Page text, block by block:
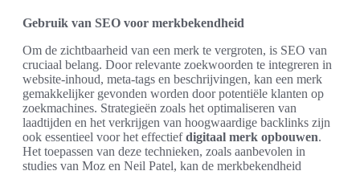
Gebruik van SEO voor merkbekendheid
Om de zichtbaarheid van een merk te vergroten, is SEO van
cruciaal belang. Door relevante zoekwoorden te integreren in
website-inhoud, meta-tags en beschrijvingen, kan een merk
gemakkelijker gevonden worden door potentiële klanten op
zoekmachines. Strategieën zoals het optimaliseren van
laadtijden en het verkrijgen van hoogwaardige backlinks zijn
ook essentieel voor het effectiefdigitaal merk opbouwen.
Het toepassen van deze technieken, zoals aanbevolen in
studies van Moz en Neil Patel, kan de merkbekendheid